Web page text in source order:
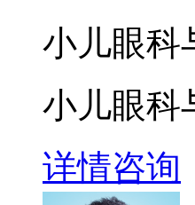
小儿眼科
小儿眼科
详情咨询